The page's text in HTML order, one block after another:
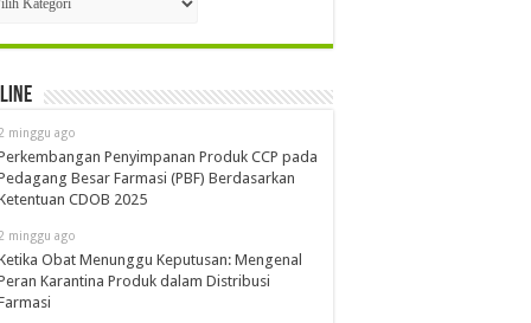
minggu ago
Penyimpanan Produk CCP pada
Besar Farmasi (PBF) Berdasarkan
CDOB 2025
minggu ago
Obat Menunggu Keputusan: Mengenal
Karantina Produk dalam Distribusi